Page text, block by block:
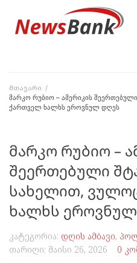
მთავარი /
მარკო რუბიო – ამერიკის
ქართველ ხალხს ეროვნულ დღეს
მარკო რუბიო –
შეერთებული
სახელით,
ხალხს
კატეგორია: დღის ამბავი,
თარიღი: მაისი 26, 2026 0